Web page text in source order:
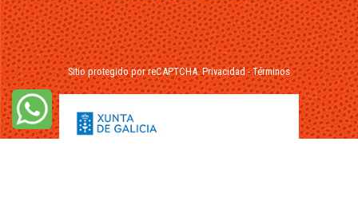
Sitio protegido por reCAPTCHA.Privacidad-Términos